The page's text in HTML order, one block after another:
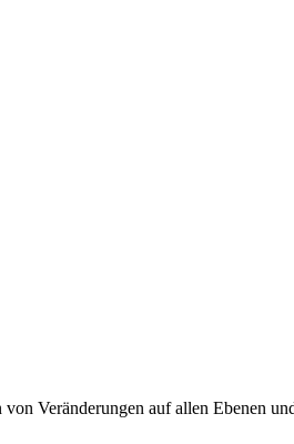
Veränderungen auf allen Ebenen